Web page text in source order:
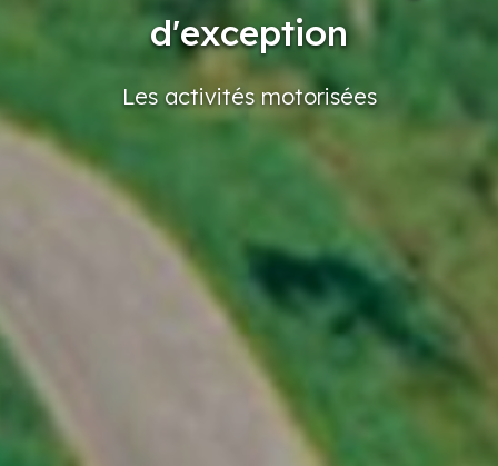
d'exception
Les activités motorisées